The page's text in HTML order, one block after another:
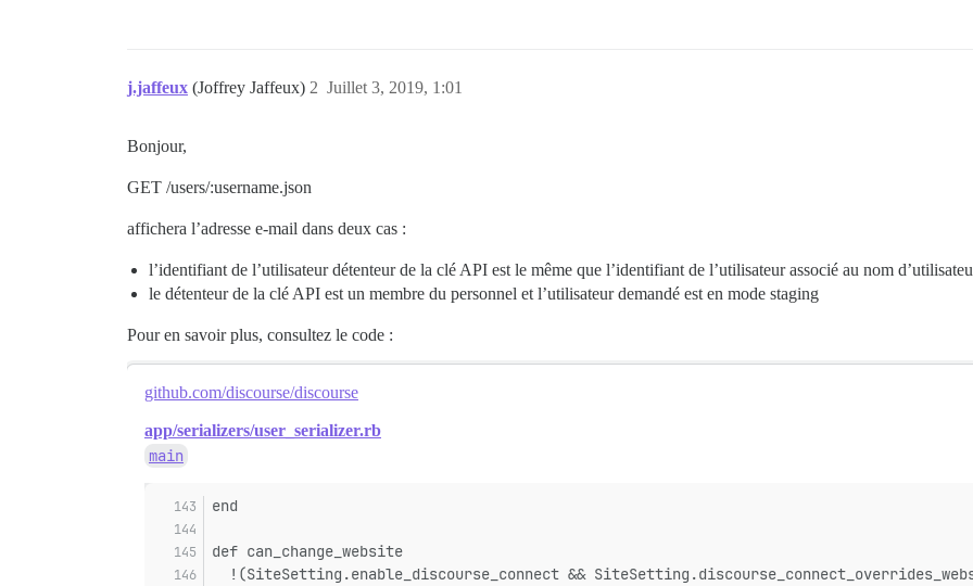
j.jaffeux (Joffrey Jaffeux) Juillet 3, 2019, 1:01
2
Bonjour,
GET /users/:username.json
affichera l’adresse e-mail dans deux cas :
l’identifiant de l’utilisateur détenteur de la clé API est le même que l’identifiant de l’utilisateur associé au nom
le détenteur de la clé API est un membre du personnel et l’utilisateur demandé est en mode staging
Pour en savoir plus, consultez le code :
github.com/discourse/discourse
app/serializers/user_serializer.rb
main
end
def can_change_website
!(SiteSetting.enable_discourse_connect &&